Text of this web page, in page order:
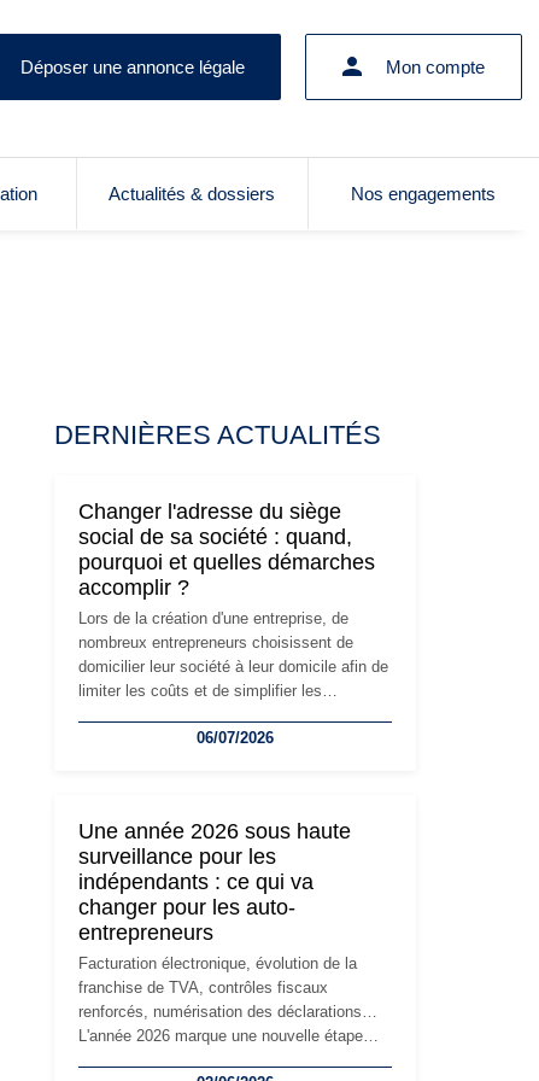
Déposer une annonce légale Mon compte
Actualités & dossiers Nos engagements
DERNIÈRES ACTUALITÉS
Changer l'adresse du siège
social de sa société : quand,
pourquoi et quelles démarches
accomplir ?
Lors de la création d'une entreprise, de
nombreux entrepreneurs choisissent de
domicilier leur société à leur domicile afin de
limiter les coûts et de simplifier les
l'activité, cette solution peut rapidement
siège social répond souvent à une nouvelle
étape de la vie de l'entreprise et implique
plusieurs formalités obligatoires.
06/07/2026
Une année 2026 sous haute
surveillance pour les
indépendants : ce qui va
changer pour les auto-
entrepreneurs
Facturation électronique, évolution de la
franchise de TVA, contrôles fiscaux
renforcés, numérisation des déclarations…
L'année 2026 marque une nouvelle étape